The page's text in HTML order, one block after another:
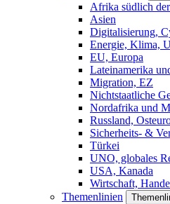
Afrika südlich der
Asien
Digitalisierung,
Energie, Klima,
EU, Europa
Lateinamerika
Migration, EZ
Nichtstaatliche
Nordafrika und
Russland,
Sicherheits- &
Türkei
UNO, globales
USA, Kanada
Wirtschaft,
Themenlinien